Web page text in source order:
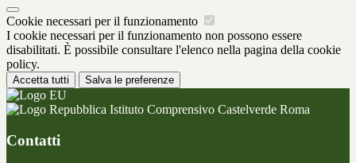
Cookie necessari per il funzionamento
I cookie necessari per il funzionamento non possono essere
disabilitati. È possibile consultare l'elenco nella pagina della cookie
policy.
Accetta tutti Salva le preferenze
Istituto Comprensivo Castelverde Roma
Contatti